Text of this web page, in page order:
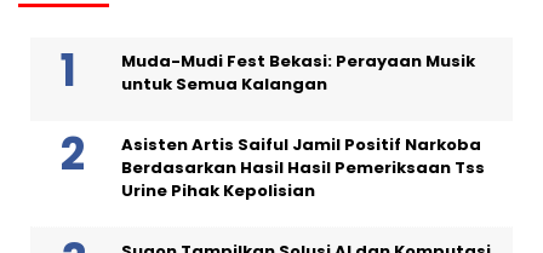
Muda-Mudi Fest Bekasi: Perayaan Musik
untuk Semua Kalangan
Asisten Artis Saiful Jamil Positif Narkoba
Berdasarkan Hasil Hasil Pemeriksaan Tss
Urine Pihak Kepolisian